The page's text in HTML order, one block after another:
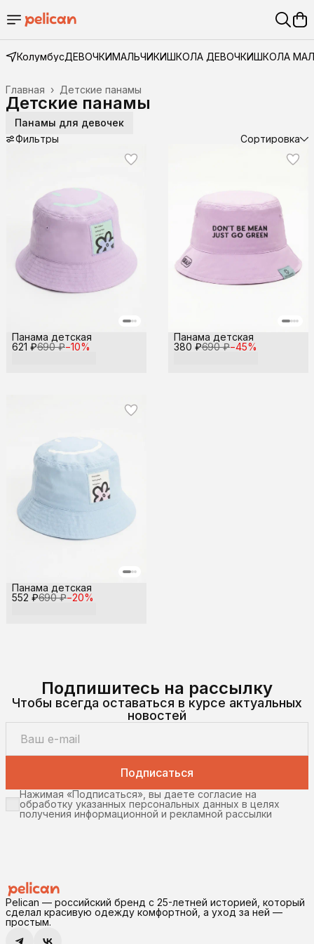
КолумбусДЕВОЧКИМАЛЬЧИКИШКОЛА ДЕВОЧКИШКОЛА
Детские панамы
Главная ›
Детские панамы
Панамы для девочек
Фильтры
Сортировка
621 ₽690 ₽−10%
Панама детская
380 ₽690 ₽−45%
Панама детская
552 ₽690 ₽−20%
Панама детская
Подпишитесь на рассылку
Чтобы всегда оставаться в курсе актуальных
новостей
Подписаться
Нажимая «Подписаться», вы даете согласие на
обработку указанных персональных данных в целях
получения информационной и рекламной рассылки
Pelican — российский бренд с 25-летней историей, который
сделал красивую одежду комфортной, а уход за ней —
простым.